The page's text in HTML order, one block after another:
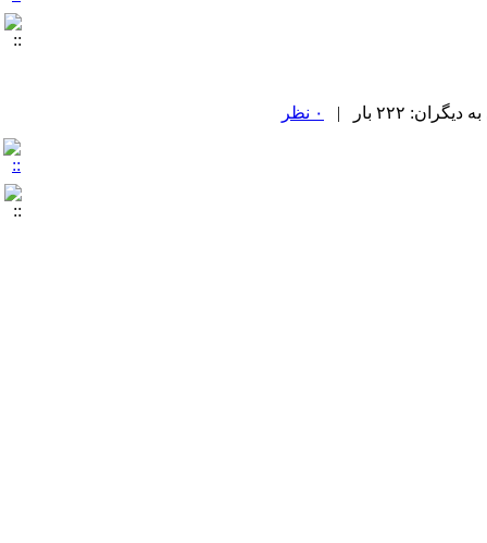
۲۲۲ بار | ۰ نظر